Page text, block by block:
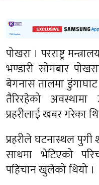
पोखरा । परराष्ट्र
भण्डारी सोमबार
बेगनास तालमा
तैरिरहेको
प्रहरीलाई खबर गरेका
प्रहरीले घटनास्थल पुगी
साथमा भेटिएको
पहिचान खुलेको थियो ।